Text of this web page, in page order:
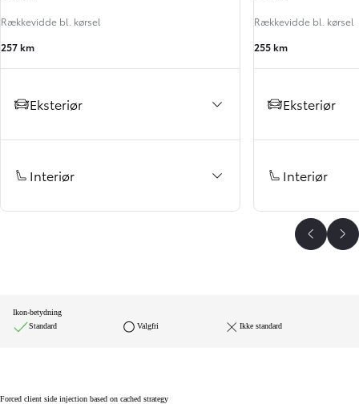
Rækkevidde bl. kørsel
257 km
Eksteriør
Interiør
Rækkevidde bl. kørsel
255 km
Eksteriør
Interiør
Se
Ikon-betydning
Standard
Valgfri Ikke standard
Forced client side injection based on cached strategy